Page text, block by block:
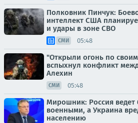
Полковник Пинчук:
интеллект США
и удары в зоне СВО
СМИ 05:48
"Открыли огонь по
вспыхнул конфликт
Алехин
СМИ 05:48
Мирошник: Россия ведет
военными, а Украина
населению